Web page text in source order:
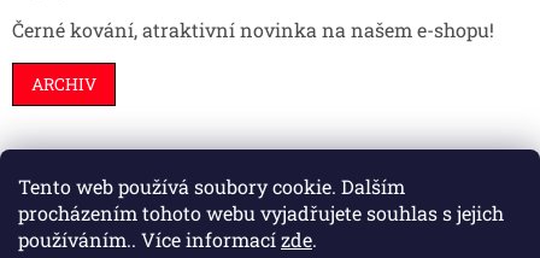
Tento web používá soubory cookie. Dalším
procházením tohoto webu vyjadřujete souhlas s jejich
používáním.. Více informacízde.
Černé kování, atraktivní novinka na našem e-shopu!
ARCHIV
Stavební pouzdra Interiéry Dveře